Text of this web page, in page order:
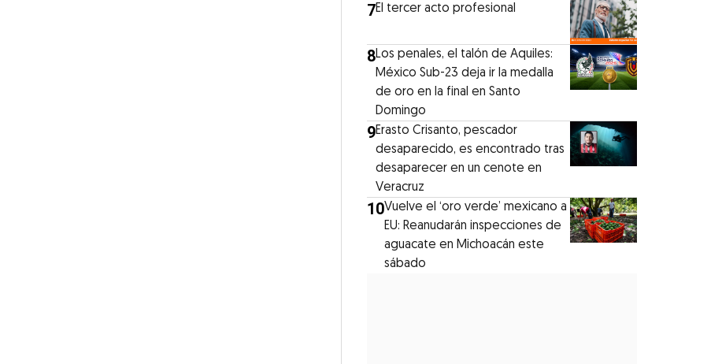
7El tercer acto profesional
8Los penales, el talón de Aquiles:
México Sub-23 deja ir la medalla
de oro en la final en Santo
Domingo
9Erasto Crisanto, pescador
desaparecido, es encontrado tras
desaparecer en un cenote en
Veracruz
10Vuelve el ‘oro verde’ mexicano a
EU: Reanudarán inspecciones de
aguacate en Michoacán este
sábado